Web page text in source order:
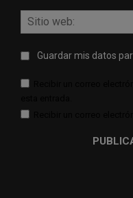
Guardar mis datos